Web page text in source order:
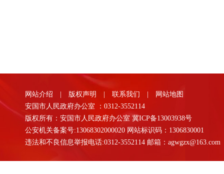
网站介绍 版权声明 联系我们
网站地图
安国市人民政府办公室 ：0312-3552114
版权所有：安国市人民政府办公室 冀ICP备13003938号
公安机关备案号:13068302000020 网站标识码：1306830001
违法和不良信息举报电话:0312-3552114 邮箱：agwgzx@163.com